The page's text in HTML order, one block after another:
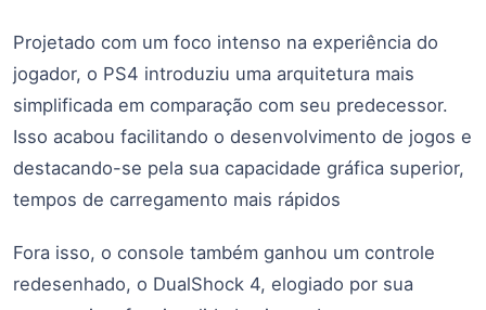
Projetado com um foco intenso na experiência do
jogador, o PS4 introduziu uma arquitetura mais
simplificada em comparação com seu predecessor.
Isso acabou facilitando o desenvolvimento de jogos e
destacando-se pela sua capacidade gráfica superior,
tempos de carregamento mais rápidos
Fora isso, o console também ganhou um controle
redesenhado, o DualShock 4, elogiado por sua